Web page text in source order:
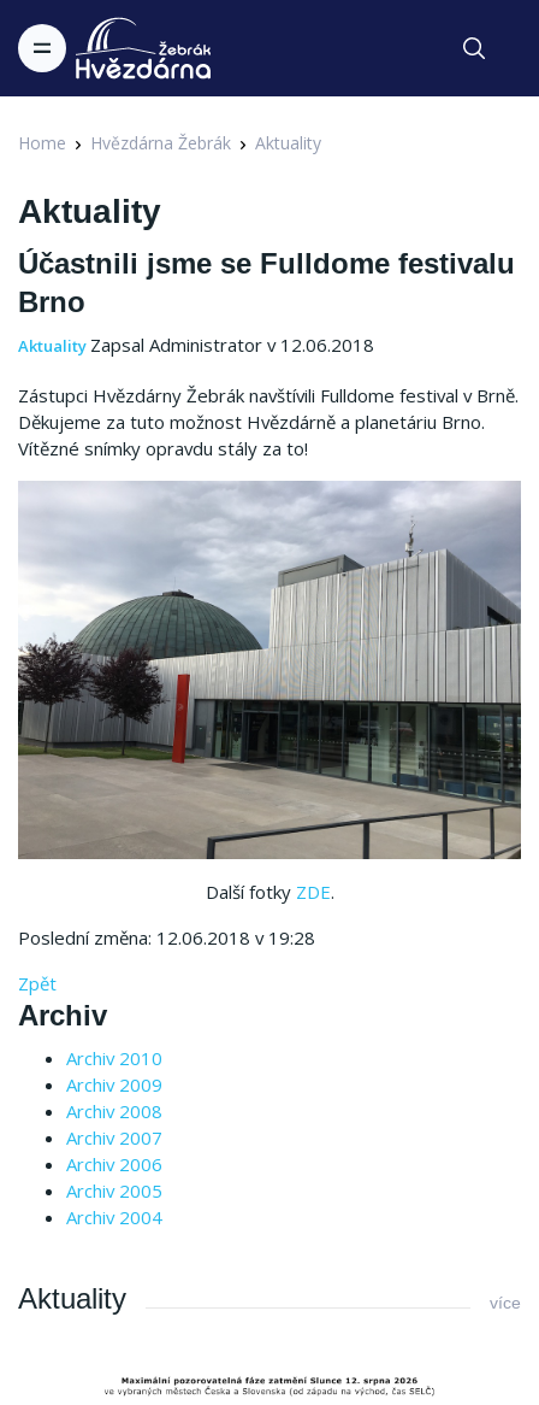
Home Hvězdárna Žebrák Aktuality
Aktuality
Účastnili jsme se Fulldome festivalu
Brno
Aktuality Zapsal Administrator v 12.06.2018
Zástupci Hvězdárny Žebrák navštívili Fulldome festival v Brně.
Děkujeme za tuto možnost Hvězdárně a planetáriu Brno.
Vítězné snímky opravdu stály za to!
Další fotky ZDE.
Poslední změna: 12.06.2018 v 19:28
Zpět
Archiv
Archiv 2010
Archiv 2009
Archiv 2008
Archiv 2007
Archiv 2006
Archiv 2005
Archiv 2004
Aktuality více